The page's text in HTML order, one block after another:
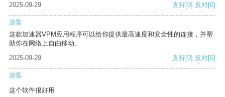
2025-09-29
支持[0] 反对[0]
游客
这款加速器VPM应用程序可以给你提供最高速度和安全性的连接，并帮
助你在网络上自由移动。
2025-09-29
支持[0] 反对[0]
游客
这个软件很好用